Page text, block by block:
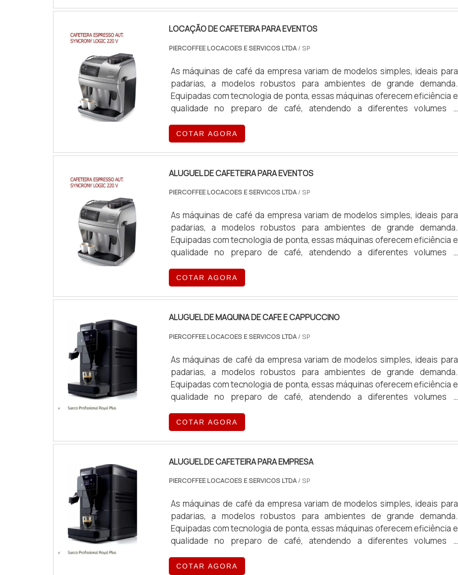
LOCAÇÃO DE CAFETEIRA PARA EVENTOS
PIERCOFFEE LOCACOES E SERVICOS LTDA/ SP
As máquinas de café da empresa variam de modelos simples, ideais para
padarias, a modelos robustos para ambientes de grande demanda.
Equipadas com tecnologia de ponta, essas máquinas oferecem eficiência e
qualidade no preparo de café, atendendo a diferentes volumes e
COTAR AGORA
ALUGUEL DE CAFETEIRA PARA EVENTOS
PIERCOFFEE LOCACOES E SERVICOS LTDA/ SP
As máquinas de café da empresa variam de modelos simples, ideais para
padarias, a modelos robustos para ambientes de grande demanda.
Equipadas com tecnologia de ponta, essas máquinas oferecem eficiência e
qualidade no preparo de café, atendendo a diferentes volumes e
COTAR AGORA
ALUGUEL DE MAQUINA DE CAFE E CAPPUCCINO
PIERCOFFEE LOCACOES E SERVICOS LTDA/ SP
As máquinas de café da empresa variam de modelos simples, ideais para
padarias, a modelos robustos para ambientes de grande demanda.
Equipadas com tecnologia de ponta, essas máquinas oferecem eficiência e
qualidade no preparo de café, atendendo a diferentes volumes e
COTAR AGORA
ALUGUEL DE CAFETEIRA PARA EMPRESA
PIERCOFFEE LOCACOES E SERVICOS LTDA/ SP
As máquinas de café da empresa variam de modelos simples, ideais para
padarias, a modelos robustos para ambientes de grande demanda.
Equipadas com tecnologia de ponta, essas máquinas oferecem eficiência e
qualidade no preparo de café, atendendo a diferentes volumes e
COTAR AGORA